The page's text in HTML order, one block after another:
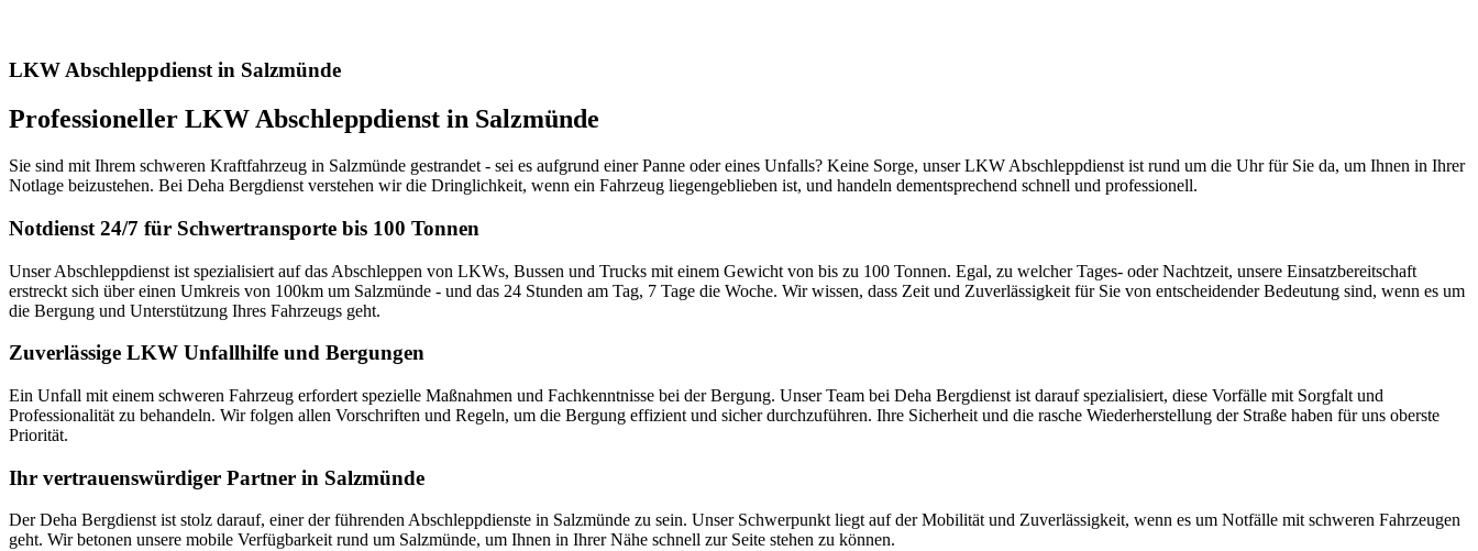
LKW Abschleppdienst in Salzmünde
Professioneller LKW Abschleppdienst in Salzmünde
Sie sind mit Ihrem schweren Kraftfahrzeug in Salzmünde gestrandet - sei es aufgrund einer Panne oder eines Unfalls? Keine Sorge, unser LKW Abschleppdienst ist rund um die Uhr für Sie da, um Ihnen in Ihrer
Notlage beizustehen. Bei Deha Bergdienst verstehen wir die Dringlichkeit, wenn ein Fahrzeug liegengeblieben ist, und handeln dementsprechend schnell und professionell.
Notdienst 24/7 für Schwertransporte bis 100 Tonnen
Unser Abschleppdienst ist spezialisiert auf das Abschleppen von LKWs, Bussen und Trucks mit einem Gewicht von bis zu 100 Tonnen. Egal, zu welcher Tages- oder Nachtzeit, unsere Einsatzbereitschaft
erstreckt sich über einen Umkreis von 100km um Salzmünde - und das 24 Stunden am Tag, 7 Tage die Woche. Wir wissen, dass Zeit und Zuverlässigkeit für Sie von entscheidender Bedeutung sind, wenn es um
die Bergung und Unterstützung Ihres Fahrzeugs geht.
Zuverlässige LKW Unfallhilfe und Bergungen
Ein Unfall mit einem schweren Fahrzeug erfordert spezielle Maßnahmen und Fachkenntnisse bei der Bergung. Unser Team bei Deha Bergdienst ist darauf spezialisiert, diese Vorfälle mit Sorgfalt und
Professionalität zu behandeln. Wir folgen allen Vorschriften und Regeln, um die Bergung effizient und sicher durchzuführen. Ihre Sicherheit und die rasche Wiederherstellung der Straße haben für uns oberste
Priorität.
Ihr vertrauenswürdiger Partner in Salzmünde
Der Deha Bergdienst ist stolz darauf, einer der führenden Abschleppdienste in Salzmünde zu sein. Unser Schwerpunkt liegt auf der Mobilität und Zuverlässigkeit, wenn es um Notfälle mit schweren Fahrzeugen
geht. Wir betonen unsere mobile Verfügbarkeit rund um Salzmünde, um Ihnen in Ihrer Nähe schnell zur Seite stehen zu können.